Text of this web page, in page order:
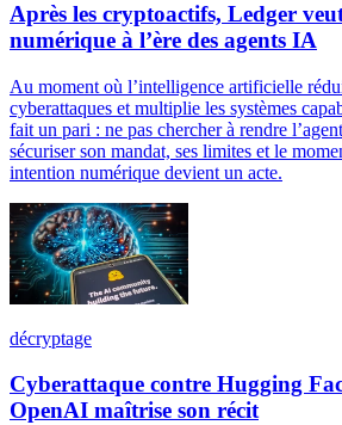
Après les cryptoactifs, Ledger
numérique à l’ère des agents IA
Au moment où l’intelligence artificielle
cyberattaques et multiplie les systèmes
fait un pari : ne pas chercher à rendre
sécuriser son mandat, ses limites et le
intention numérique devient un acte.
décryptage
Cyberattaque contre Hugging
OpenAI maîtrise son récit